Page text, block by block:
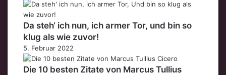
Da steh‘ ich nun, ich armer Tor, und bin so
klug als wie zuvor!
5. Februar 2022
Die 10 besten Zitate von Marcus Tullius